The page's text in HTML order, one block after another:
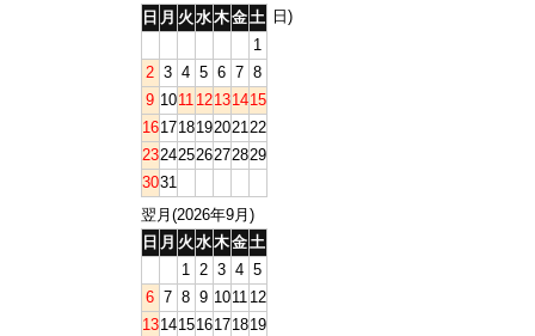
日 月 火 水木金土
1
2 3 4 5 6 7 8
9 1011 12131415
16171819202122
23242526272829
3031
翌月(2026年9月)
日 月 火 水木金土
1 2 3 4 5
6 7 8 9 1011 12
13141516171819
日)